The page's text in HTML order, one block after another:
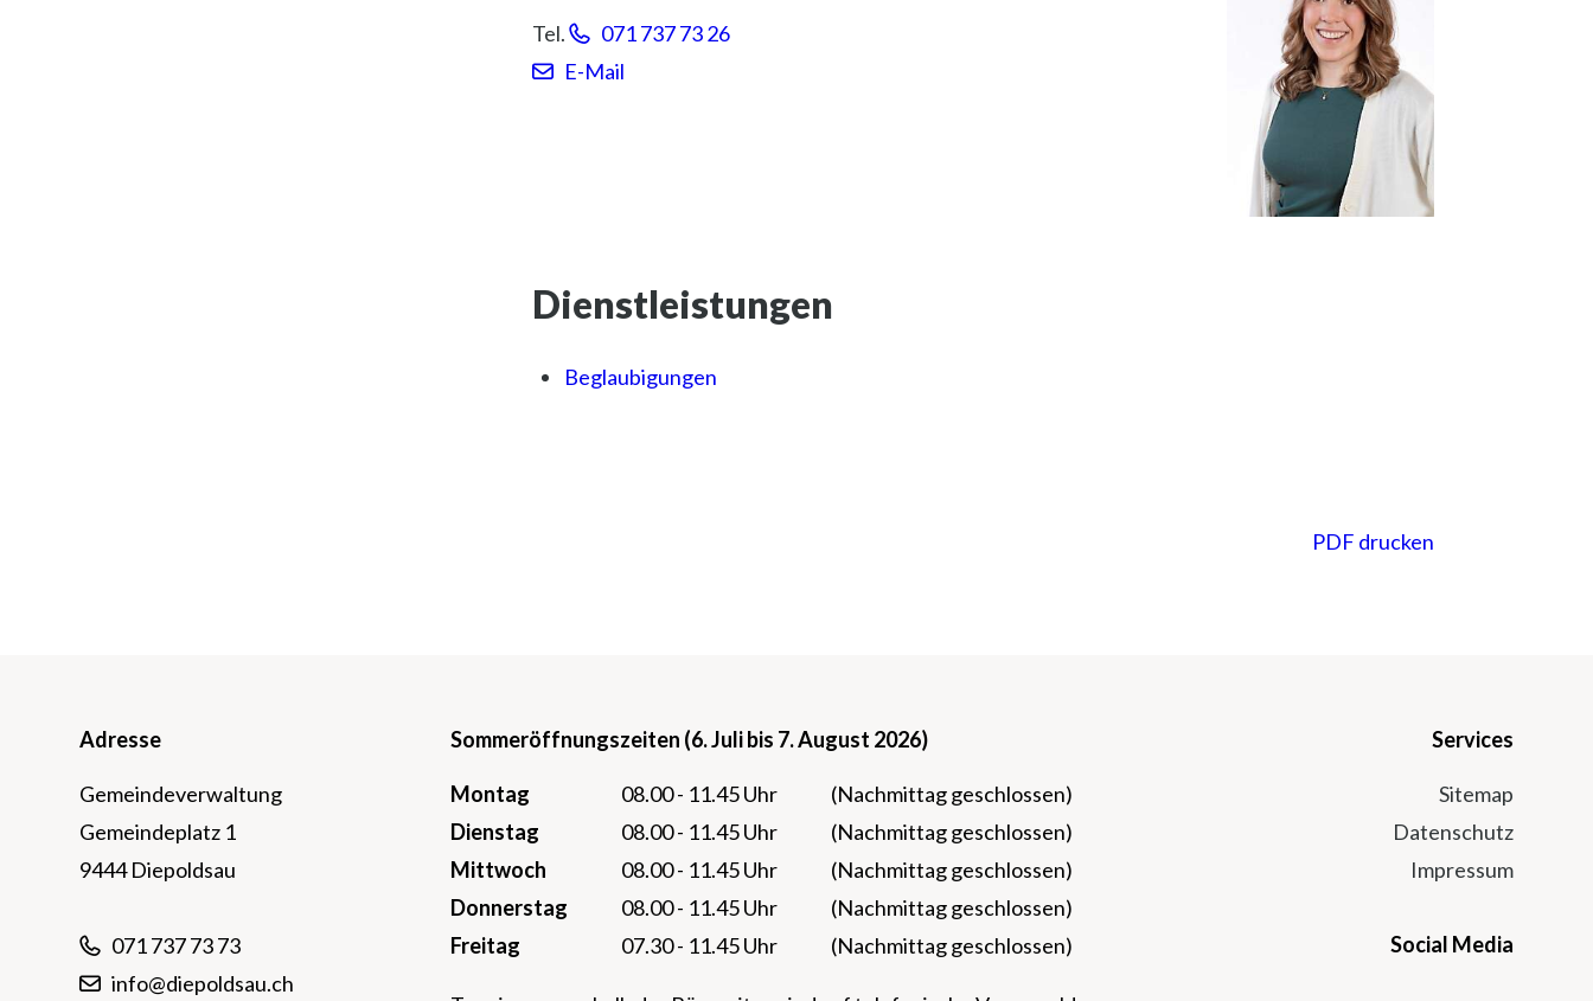
Tel.
071 737 73 26
E-Mail
Dienstleistungen
Beglaubigungen
PDF drucken
Footer
Adresse
Gemeindeverwaltung
Gemeindeplatz 1
9444 Diepoldsau
071 737 73 73
info@diepoldsau.ch
Sommeröffnungszeiten (6. Juli bis 7. August 2026)
Montag 08.00 - 11.45 Uhr
(Nachmittag geschlossen)
Dienstag 08.00 - 11.45 Uhr
(Nachmittag geschlossen)
Mittwoch 08.00 - 11.45 Uhr
(Nachmittag geschlossen)
Donnerstag 08.00 - 11.45 Uhr
(Nachmittag geschlossen)
Freitag 07.30 - 11.45 Uhr (Nachmittag geschlossen)
Services
Sitemap
Datenschutz
Impressum
Social Media